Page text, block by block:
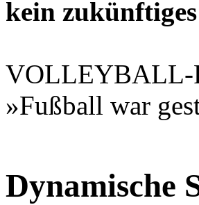
kein
VOLLEYBALL-
»Fußball war
Dynamische